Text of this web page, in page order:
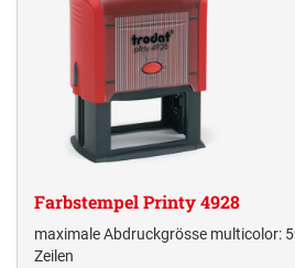
Farbstempel Printy 4928
maximale Abdruckgrösse multicolor:
Zeilen